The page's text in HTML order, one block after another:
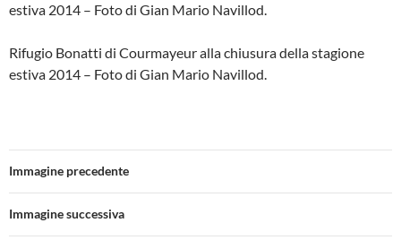
estiva 2014 – Foto di Gian Mario Navillod.
Rifugio Bonatti di Courmayeur alla chiusura della stagione
estiva 2014 – Foto di Gian Mario Navillod.
Immagine precedente
Immagine successiva